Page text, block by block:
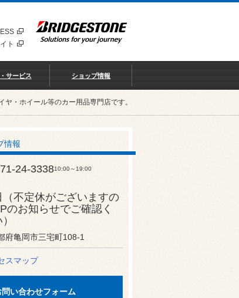
ト
サービス ショップ情報
・ホイール等のカー用品専門店です。
情報
24-333810:00～19:00
（不定休がございますの
のお知らせでご確認く
府亀岡市三宅町108-1
スマップ
問い合わせフォーム